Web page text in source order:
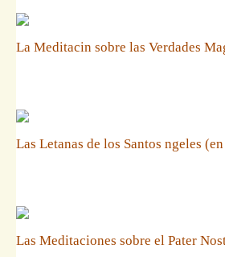
La Meditacin sobre las Verdades
Las Letanas de los Santos ngeles
Las Meditaciones sobre el Pater